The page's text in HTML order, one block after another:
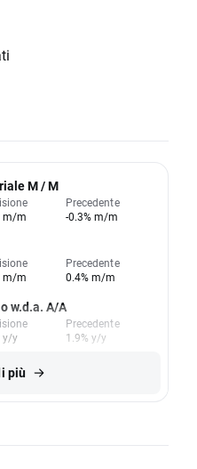
M / M
m/m
Precedente
-0.3% m/m
m/m
Precedente
0.4% m/m
w.d.a. A/A
y/y
Precedente
1.9% y/y
più